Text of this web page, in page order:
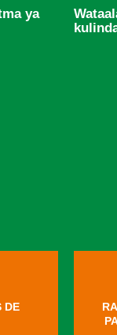
ya
DE